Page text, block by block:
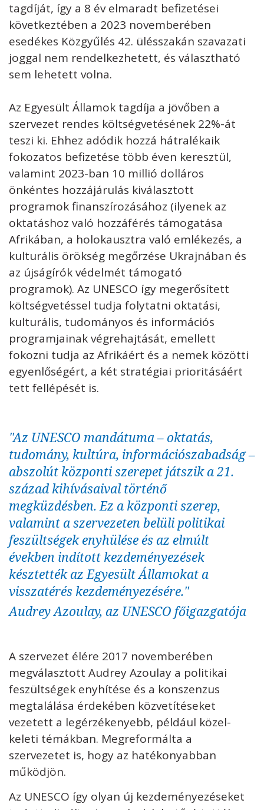
tagdíját, így a 8 év elmaradt befizetései
következtében a 2023 novemberében
esedékes Közgyűlés 42. ülésszakán szavazati
joggal nem rendelkezhetett, és választható
sem lehetett volna.
Az Egyesült Államok tagdíja a jövőben a
szervezet rendes költségvetésének 22%-át
teszi ki. Ehhez adódik hozzá hátralékaik
fokozatos befizetése több éven keresztül,
valamint 2023-ban 10 millió dolláros
önkéntes hozzájárulás kiválasztott
programok finanszírozásához (ilyenek az
oktatáshoz való hozzáférés támogatása
Afrikában, a holokausztra való emlékezés, a
kulturális örökség megőrzése Ukrajnában és
az újságírók védelmét támogató
programok). Az UNESCO így megerősített
költségvetéssel tudja folytatni oktatási,
kulturális, tudományos és információs
programjainak végrehajtását, emellett
fokozni tudja az Afrikáért és a nemek közötti
egyenlőségért, a két stratégiai prioritásáért
tett fellépését is.
"Az UNESCO mandátuma – oktatás,
tudomány, kultúra, információszabadság –
abszolút központi szerepet játszik a 21.
század kihívásaival történő
megküzdésben. Ez a központi szerep,
valamint a szervezeten belüli politikai
feszültségek enyhülése és az elmúlt
években indított kezdeményezések
késztették az Egyesült Államokat a
visszatérés kezdeményezésére."
Audrey Azoulay, az UNESCO főigazgatója
A szervezet élére 2017 novemberében
megválasztott Audrey Azoulay a politikai
feszültségek enyhítése és a konszenzus
megtalálása érdekében közvetítéseket
vezetett a legérzékenyebb, például közel-
keleti témákban. Megreformálta a
szervezetet is, hogy az hatékonyabban
működjön.
Az UNESCO így olyan új kezdeményezéseket